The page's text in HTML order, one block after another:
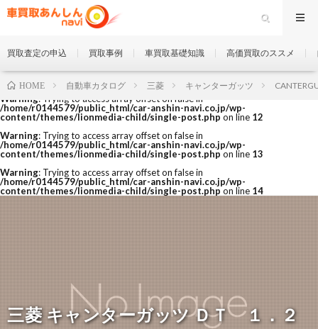
Warning: Trying to access array offset on false in
/home/r0144579/public_html/car-anshin-navi.co.jp/wp-
content/themes/lionmedia-child/single-post.php on line 12
Warning: Trying to access array offset on false in
/home/r0144579/public_html/car-anshin-navi.co.jp/wp-
content/themes/lionmedia-child/single-post.php on line 13
Warning: Trying to access array offset on false in
/home/r0144579/public_html/car-anshin-navi.co.jp/wp-
content/themes/lionmedia-child/single-post.php on line 14
買取査定の申込 買取事例 車買取基礎知識 高価買取のススメ
三菱 キャンターガッツ ＤＴ １．２
HOME 自動車カタログ 三菱 キャンターガッツ